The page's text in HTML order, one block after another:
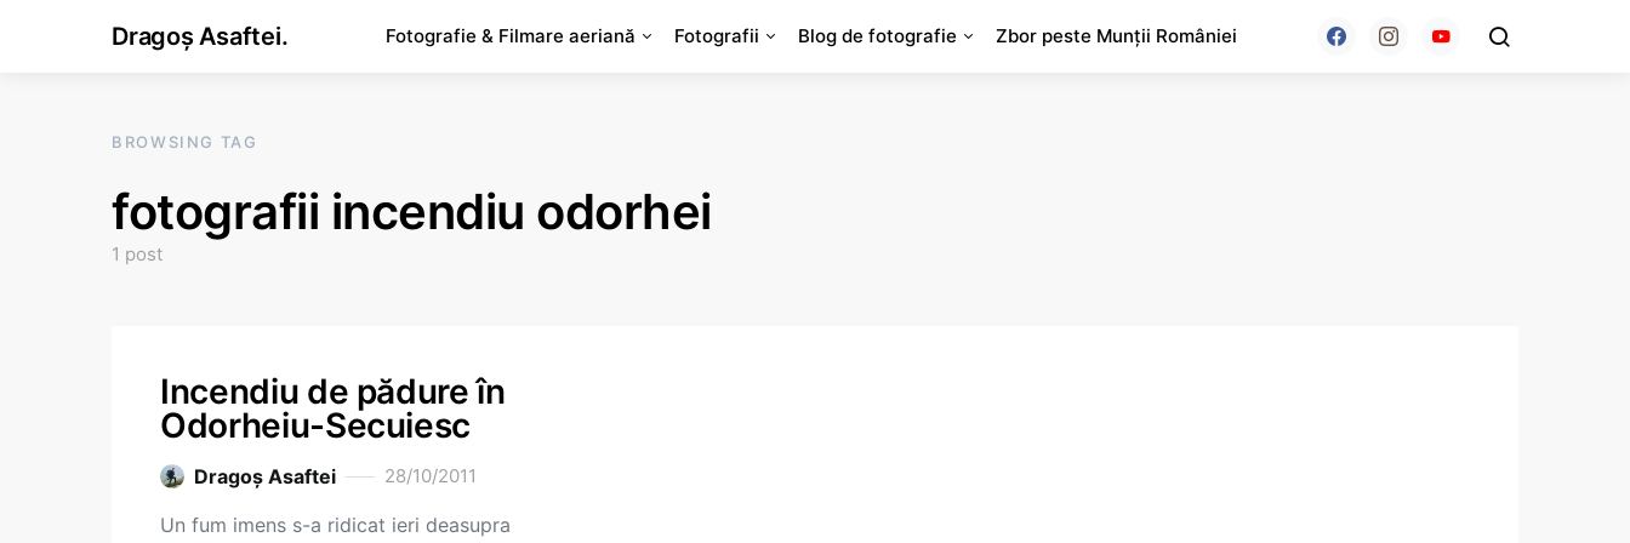
Dragoș Asaftei. Fotografie & Filmare aeriană Fotografii Blog de fotografie Zbor peste Munții României
BROWSING TAG
fotografii incendiu odorhei
1 post
Incendiu de pădure în
Odorheiu-Secuiesc
Dragoş Asaftei 28/10/2011
Un fum imens s-a ridicat ieri deasupra